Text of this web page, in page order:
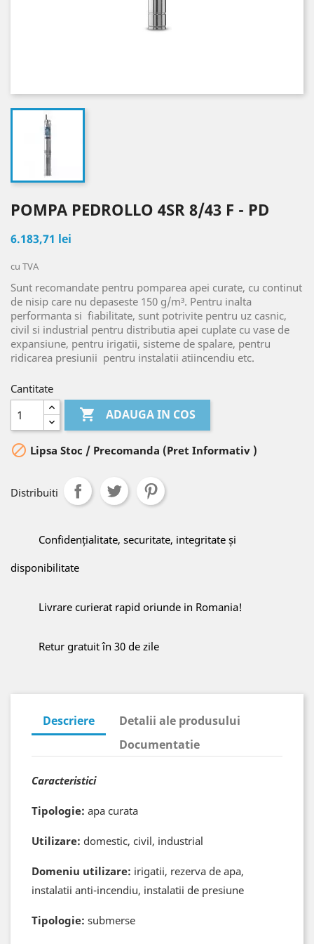
POMPA PEDROLLO 4SR 8/43 F - PD
6.183,71 lei
cu TVA
Sunt recomandate pentru pomparea apei curate, cu continut
de nisip care nu depaseste 150 g/m³. Pentru inalta
performanta si fiabilitate, sunt potrivite pentru uz casnic,
civil si industrial pentru distributia apei cuplate cu vase de
expansiune, pentru irigatii, sisteme de spalare, pentru
ridicarea presiunii pentru instalatii atiincendiu etc.
Cantitate
 ADAUGA IN COS
 Lipsa Stoc / Precomanda (Pret Informativ )
Distribuiti
Confidențialitate, securitate, integritate și
disponibilitate
Livrare curierat rapid oriunde in Romania!
Retur gratuit în 30 de zile
Descriere
Detalii ale produsului
Documentatie
Caracteristici
Tipologie: apa curata
Utilizare: domestic, civil, industrial
Domeniu utilizare: irigatii, rezerva de apa,
instalatii anti-incendiu, instalatii de presiune
Tipologie: submerse